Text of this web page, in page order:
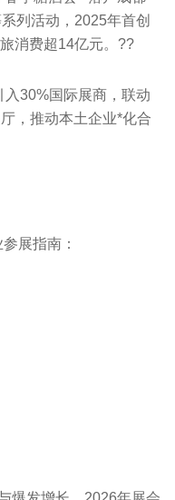
系列活动，2025年首创
消费超14亿元。??
30%国际展商，联动
，推动本土企业*化合
展指南：